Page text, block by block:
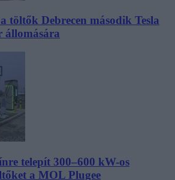
töltők Debrecen második Tesla
állomására
telepít 300–600 kW-os
a MOL Plugee